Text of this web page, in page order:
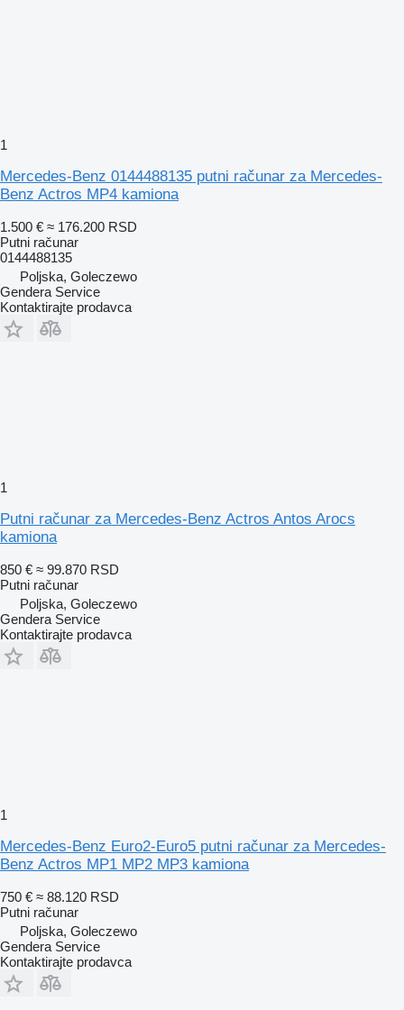
1
Mercedes-Benz 0144488135 putni računar za Mercedes-
Benz Actros MP4 kamiona
1.500 € ≈ 176.200 RSD
Putni računar
0144488135
Poljska, Goleczewo
Gendera Service
Kontaktirajte prodavca
1
Putni računar za Mercedes-Benz Actros Antos Arocs
kamiona
850 € ≈ 99.870 RSD
Putni računar
Poljska, Goleczewo
Gendera Service
Kontaktirajte prodavca
1
Mercedes-Benz Euro2-Euro5 putni računar za Mercedes-
Benz Actros MP1 MP2 MP3 kamiona
750 € ≈ 88.120 RSD
Putni računar
Poljska, Goleczewo
Gendera Service
Kontaktirajte prodavca